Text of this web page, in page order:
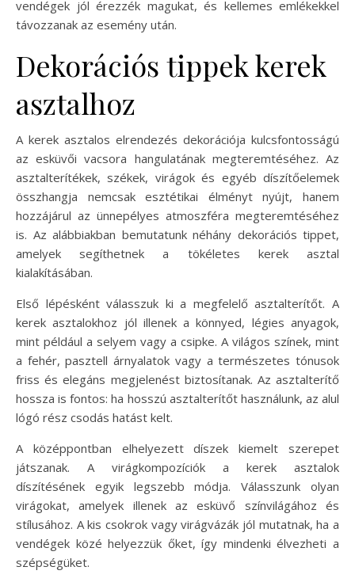
vendégek jól érezzék magukat, és kellemes emlékekkel
távozzanak az esemény után.
Dekorációs tippek kerek
asztalhoz
A kerek asztalos elrendezés dekorációja kulcsfontosságú
az esküvői vacsora hangulatának megteremtéséhez. Az
asztalterítékek, székek, virágok és egyéb díszítőelemek
összhangja nemcsak esztétikai élményt nyújt, hanem
hozzájárul az ünnepélyes atmoszféra megteremtéséhez
is. Az alábbiakban bemutatunk néhány dekorációs tippet,
amelyek segíthetnek a tökéletes kerek asztal
kialakításában.
Első lépésként válasszuk ki a megfelelő asztalterítőt. A
kerek asztalokhoz jól illenek a könnyed, légies anyagok,
mint például a selyem vagy a csipke. A világos színek, mint
a fehér, pasztell árnyalatok vagy a természetes tónusok
friss és elegáns megjelenést biztosítanak. Az asztalterítő
hossza is fontos: ha hosszú asztalterítőt használunk, az alul
lógó rész csodás hatást kelt.
A középpontban elhelyezett díszek kiemelt szerepet
játszanak. A virágkompozíciók a kerek asztalok
díszítésének egyik legszebb módja. Válasszunk olyan
virágokat, amelyek illenek az esküvő színvilágához és
stílusához. A kis csokrok vagy virágvázák jól mutatnak, ha a
vendégek közé helyezzük őket, így mindenki élvezheti a
szépségüket.